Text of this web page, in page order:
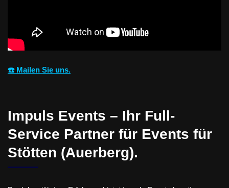
☎️ Mailen Sie uns.
Impuls Events – Ihr Full-
Service Partner für Events für
Stötten (Auerberg).